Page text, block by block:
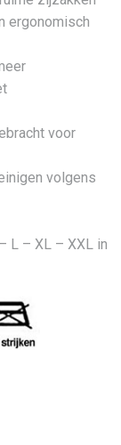
ergonomisch
voor
volgens
L – XL – XXL in